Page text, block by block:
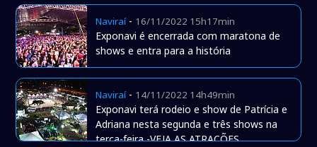
Naviraí- 16/11/2022 15h17min
Exponavi é encerrada com maratona de
shows e entra para a história
Naviraí- 14/11/2022 14h49min
Exponavi terá rodeio e show de Patrícia e
Adriana nesta segunda e três shows na
terça-feira -VEJA AS ATRAÇÕES